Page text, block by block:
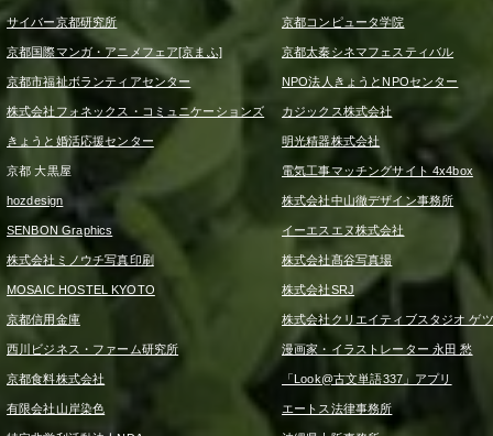
サイバー京都研究所 京都コンピュータ学院
京都国際マンガ・アニメフェア[京まふ] 京都太秦シネマフェスティバル
京都市福祉ボランティアセンター NPO法人きょうとNPOセンター
株式会社フォネックス・コミュニケーションズ カジックス株式会社
きょうと婚活応援センター 明光精器株式会社
京都 大黒屋 電気工事マッチングサイト 4x4box
hozdesign 株式会社中山徹デザイン事務所
SENBON Graphics イーエスエヌ株式会社
株式会社ミノウチ写真印刷 株式会社髙谷写真場
MOSAIC HOSTEL KYOTO 株式会社SRJ
京都信用金庫 株式会社クリエイティブスタジオ ゲ
西川ビジネス・ファーム研究所 漫画家・イラストレーター 永田 愁
京都食料株式会社 「Look@古文単語337」アプリ
有限会社山岸染色 エートス法律事務所